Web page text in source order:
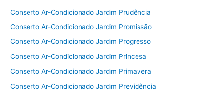
Conserto Ar-Condicionado Jardim Prudência
Conserto Ar-Condicionado Jardim Promissão
Conserto Ar-Condicionado Jardim Progresso
Conserto Ar-Condicionado Jardim Princesa
Conserto Ar-Condicionado Jardim Primavera
Conserto Ar-Condicionado Jardim Previdência